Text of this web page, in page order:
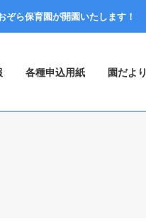
ぞら保育園が開園いたします！
各種申込用紙 園だより